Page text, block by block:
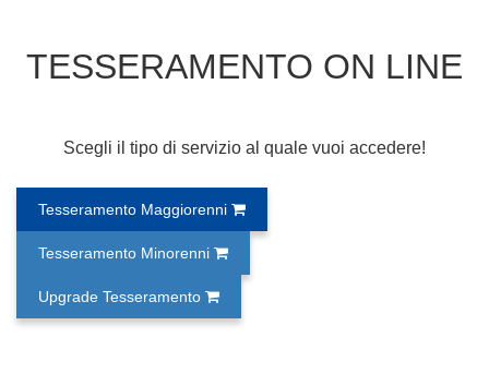
TESSERAMENTO ON LINE
Scegli il tipo di servizio al quale vuoi accedere!
Tesseramento Maggiorenni
Tesseramento Minorenni
Upgrade Tesseramento